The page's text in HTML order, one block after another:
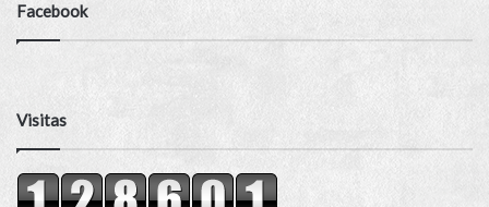
Facebook
Visitas